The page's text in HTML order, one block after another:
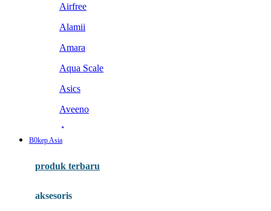
Airfree
Alamii
Amara
Aqua Scale
Asics
Aveeno
Awan
Baabaasheepz
B0kep Asia
produk terbaru
aksesoris